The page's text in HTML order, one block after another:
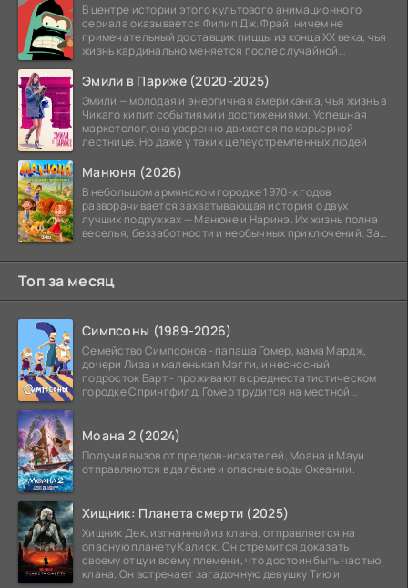
В центре истории этого культового анимационного
сериала оказывается Филип Дж. Фрай, ничем не
примечательный доставщик пиццы из конца XX века, чья
жизнь кардинально меняется после случайной
Эмили в Париже (2020-2025)
Эмили — молодая и энергичная американка, чья жизнь в
Чикаго кипит событиями и достижениями. Успешная
маркетолог, она уверенно движется по карьерной
лестнице. Но даже у таких целеустремленных людей
Манюня (2026)
В небольшом армянском городке 1970-х годов
разворачивается захватывающая история о двух
лучших подружках — Манюне и Наринэ. Их жизнь полна
веселья, беззаботности и необычных приключений. За
Топ за месяц
Симпсоны (1989-2026)
Семейство Симпсонов - папаша Гомер, мама Мардж,
дочери Лиза и маленькая Мэгги, и несносный
подросток Барт - проживают в среднестатистическом
городке Спрингфилд. Гомер трудится на местной
Моана 2 (2024)
Получив вызов от предков-искателей, Моана и Мауи
отправляются в далёкие и опасные воды Океании.
Хищник: Планета смерти (2025)
Хищник Дек, изгнанный из клана, отправляется на
опасную планету Калиск. Он стремится доказать
своему отцу и всему племени, что достоин быть частью
клана. Он встречает загадочную девушку Тию и